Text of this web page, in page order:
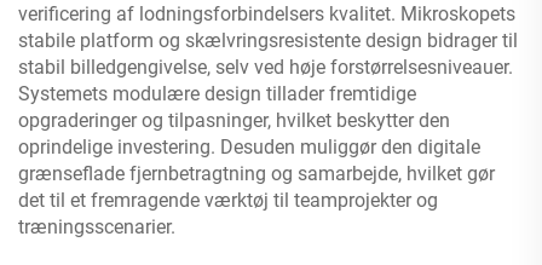
verificering af lodningsforbindelsers kvalitet. Mikroskopets
stabile platform og skælvringsresistente design bidrager til
stabil billedgengivelse, selv ved høje forstørrelsesniveauer.
Systemets modulære design tillader fremtidige
opgraderinger og tilpasninger, hvilket beskytter den
oprindelige investering. Desuden muliggør den digitale
grænseflade fjernbetragtning og samarbejde, hvilket gør
det til et fremragende værktøj til teamprojekter og
træningsscenarier.